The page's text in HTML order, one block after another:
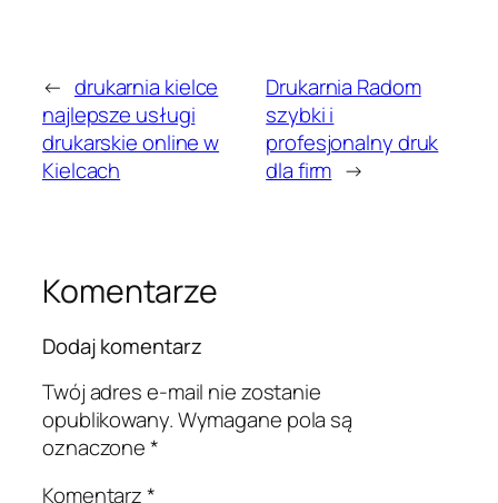
← drukarnia kielce
najlepsze usługi
drukarskie online w
Kielcach
Drukarnia Radom
szybki i
profesjonalny druk
dla firm →
Komentarze
Dodaj komentarz
Twój adres e-mail nie zostanie
opublikowany.Wymagane pola są
oznaczone*
Komentarz*